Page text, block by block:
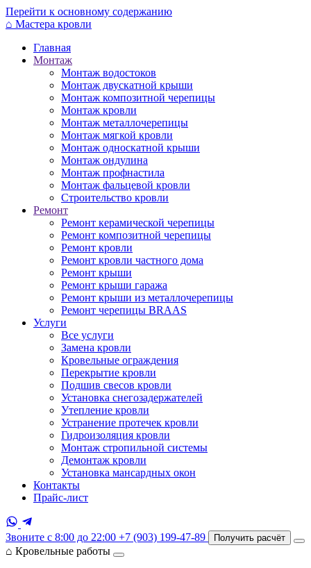
Перейти к основному содержанию
⌂ Мастера кровли
Главная
Монтаж
Монтаж водостоков
Монтаж двускатной крыши
Монтаж композитной черепицы
Монтаж кровли
Монтаж металлочерепицы
Монтаж мягкой кровли
Монтаж односкатной крыши
Монтаж ондулина
Монтаж профнастила
Монтаж фальцевой кровли
Строительство кровли
Ремонт
Ремонт керамической черепицы
Ремонт композитной черепицы
Ремонт кровли
Ремонт кровли частного дома
Ремонт крыши
Ремонт крыши гаража
Ремонт крыши из металлочерепицы
Ремонт черепицы BRAAS
Услуги
Все услуги
Замена кровли
Кровельные ограждения
Перекрытие кровли
Подшив свесов кровли
Установка снегозадержателей
Утепление кровли
Устранение протечек кровли
Гидроизоляция кровли
Монтаж стропильной системы
Демонтаж кровли
Установка мансардных окон
Контакты
Прайс-лист
Звоните с 8:00 до 22:00 +7 (903) 199-47-89 Получить расчёт
⌂ Кровельные работы